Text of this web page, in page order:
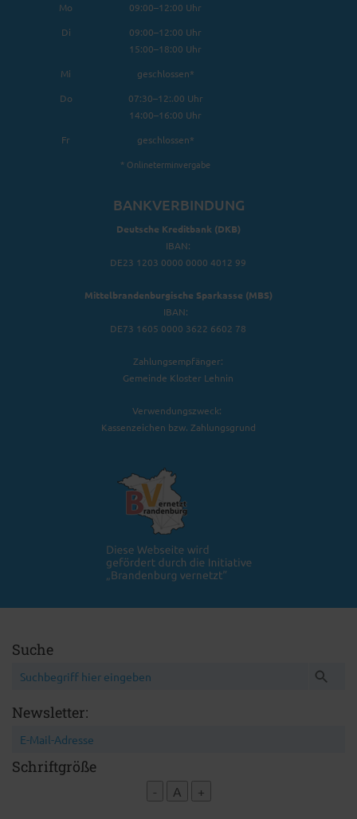
Mo
09:00–12:00 Uhr
Di
09:00–12:00 Uhr
15:00–18:00 Uhr
Mi
geschlossen*
Do
07:30–12:.00 Uhr
14:00–16:00 Uhr
Fr
geschlossen*
* Onlineterminvergabe
BANKVERBINDUNG
Deutsche Kreditbank (DKB)
IBAN:
DE23 1203 0000 0000 4012 99
Mittelbrandenburgische Sparkasse (MBS)
IBAN:
DE73 1605 0000 3622 6602 78
Zahlungsempfänger:
Gemeinde Kloster Lehnin
Verwendungszweck:
Kassenzeichen bzw. Zahlungsgrund
Suche
Newsletter:
Schriftgröße
- A +